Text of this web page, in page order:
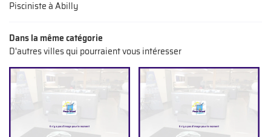
Pisciniste à Abilly
Dans la même catégorie
D'autres villes qui pourraient vous intéresser